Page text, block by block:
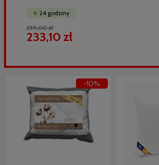
24 godziny
259,00 zł
233,10 zł
-10%